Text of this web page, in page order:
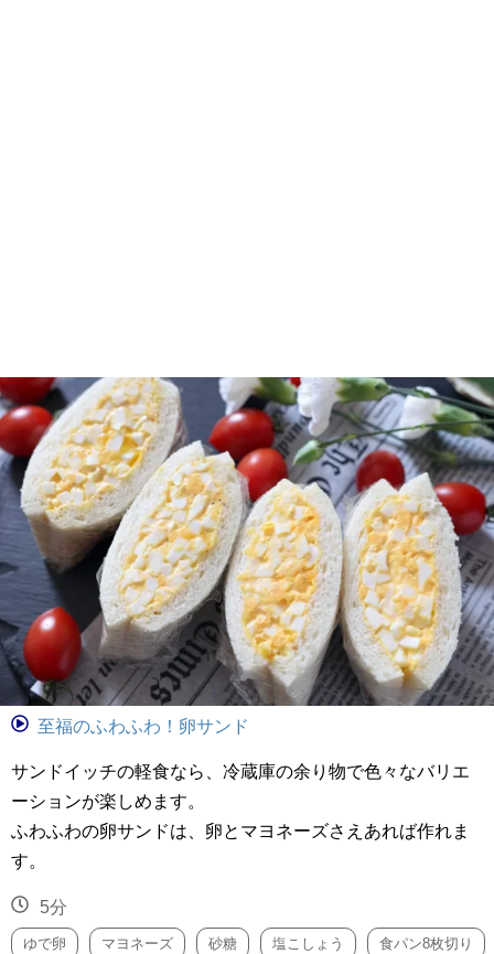
至福のふわふわ！卵サンド
サンドイッチの軽食なら、冷蔵庫の余り物で色々なバリエ
ーションが楽しめます。
ふわふわの卵サンドは、卵とマヨネーズさえあれば作れま
す。
5分
ゆで卵 マヨネーズ 砂糖 塩こしょう 食パン8枚切り